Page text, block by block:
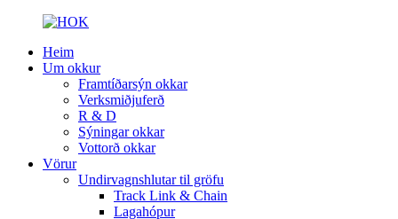
Heim
Um okkur
Framtíðarsýn okkar
Verksmiðjuferð
R & D
Sýningar okkar
Vottorð okkar
Vörur
Undirvagnshlutar til gröfu
Track Link & Chain
Lagahópur